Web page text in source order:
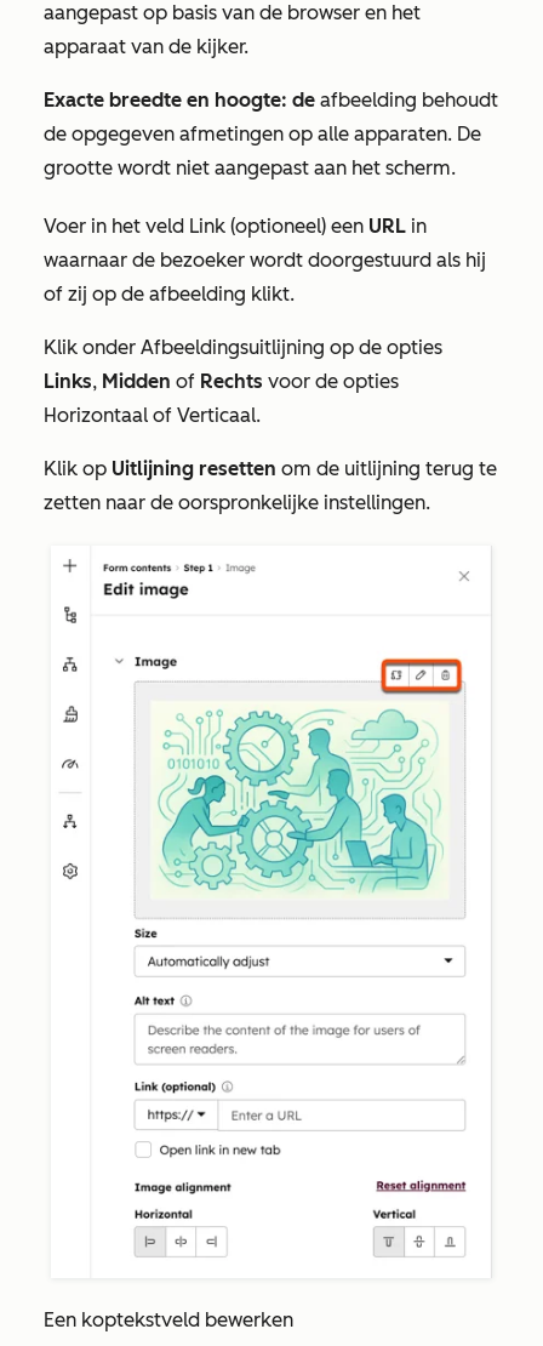
aangepast op basis van de browser en het
apparaat van de kijker.
Exacte breedte en hoogte: de afbeelding behoudt
de opgegeven afmetingen op alle apparaten. De
grootte wordt niet aangepast aan het scherm.
Voer in het veld Link (optioneel) een URL in
waarnaar de bezoeker wordt doorgestuurd als hij
of zij op de afbeelding klikt.
Klik onder Afbeeldingsuitlijning op de opties
Links, Midden of Rechts voor de opties
Horizontaal of Verticaal.
Klik op Uitlijning resetten om de uitlijning terug te
zetten naar de oorspronkelijke instellingen.
Een koptekstveld bewerken